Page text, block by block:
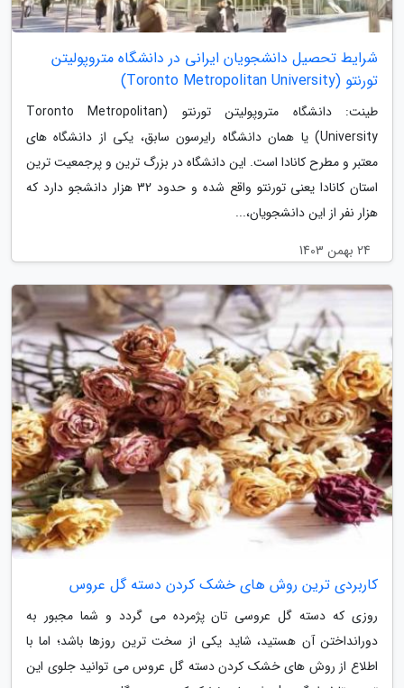
شرایط تحصیل دانشجویان ایرانی در دانشگاه متروپولیتن
تورنتو (Toronto Metropolitan University)
طینت: دانشگاه متروپولیتن تورنتو (Toronto Metropolitan
University) یا همان دانشگاه رایرسون سابق، یکی از دانشگاه های
معتبر و مطرح کانادا است. این دانشگاه در بزرگ ترین و پرجمعیت ترین
استان کانادا یعنی تورنتو واقع شده و حدود 32 هزار دانشجو دارد که
هزار نفر از این دانشجویان،...
24 بهمن 1403
کاربردی ترین روش های خشک کردن دسته گل عروس
روزی که دسته گل عروسی تان پژمرده می گردد و شما مجبور به
دورانداختن آن هستید، شاید یکی از سخت ترین روزها باشد؛ اما با
اطلاع از روش های خشک کردن دسته گل عروس می توانید جلوی این